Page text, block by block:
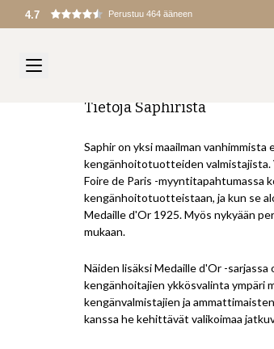
4.7 Perustuu 464 ääneen
Tietoja Saphirista
Saphir on yksi maailman vanhimmista
kengänhoitotuotteiden valmistajista.
Foire de Paris -myyntitapahtumassa
kengänhoitotuotteistaan, ja kun se
Medaille d'Or 1925. Myös nykyään
mukaan.
Näiden lisäksi Medaille d'Or -
kengänhoitajien ykkösvalinta ympäri
kengänvalmistajien ja
kanssa he kehittävät valikoimaa